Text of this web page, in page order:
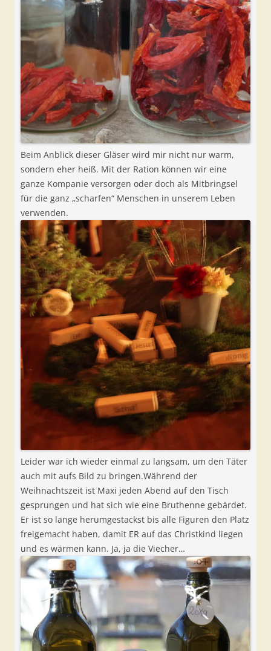
Beim Anblick dieser Gläser wird mir nicht nur warm,
sondern eher heiß. Mit der Ration können wir eine
ganze Kompanie versorgen oder doch als Mitbringsel
für die ganz „scharfen“ Menschen in unserem Leben
verwenden.
Leider war ich wieder einmal zu langsam, um den Täter
auch mit aufs Bild zu bringen.Während der
Weihnachtszeit ist Maxi jeden Abend auf den Tisch
gesprungen und hat sich wie eine Bruthenne gebärdet.
Er ist so lange herumgestackst bis alle Figuren den Platz
freigemacht haben, damit ER auf das Christkind liegen
und es wärmen kann. Ja, ja die Viecher…